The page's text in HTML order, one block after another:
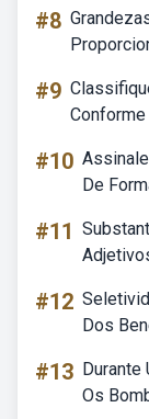
#8
#9
#10
De
#11
#12
Dos
#13 Durante
Os